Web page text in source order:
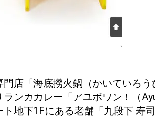
店「海底撈火鍋（かいていろう
ンカカレー「アユボワン！（
地下1Fにある老舗「九段下 寿司